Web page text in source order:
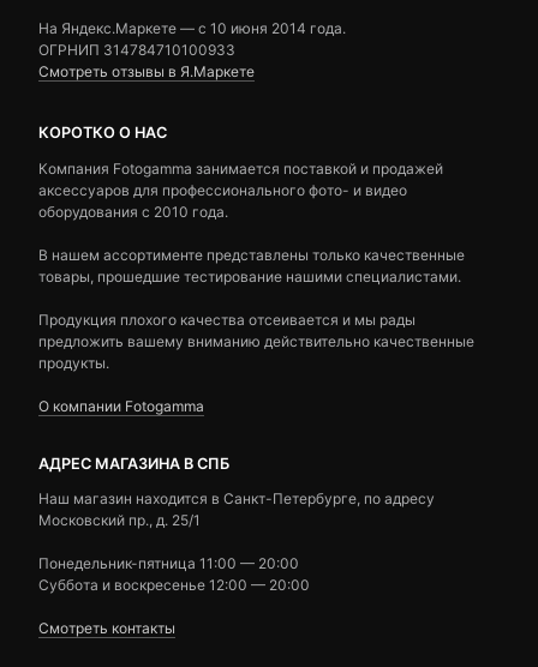
На Яндекс.Маркете — c 10 июня 2014 года.
ОГРНИП 314784710100933
Смотреть отзывы в Я.Маркете
КОРОТКО О НАС
Компания Fotogamma занимается поставкой и продажей
аксессуаров для профессионального фото- и видео
оборудования с 2010 года.
В нашем ассортименте представлены только качественные
товары, прошедшие тестирование нашими специалистами.
Продукция плохого качества отсеивается и мы рады
предложить вашему вниманию действительно качественные
продукты.
О компании Fotogamma
АДРЕС МАГАЗИНА В СПБ
Наш магазин находится в Санкт-Петербурге, по адресу
Московский пр., д. 25/1
Понедельник-пятница 11:00 — 20:00
Суббота и воскресенье 12:00 — 20:00
Смотреть контакты